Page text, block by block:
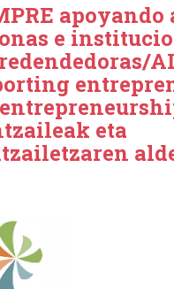
apoyando
e
eta